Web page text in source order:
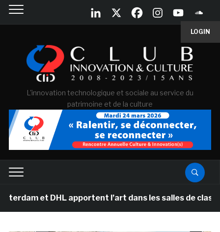
LOGIN
L'innovation technologique et sociale au service du
patrimoine et de la culture
et DHL apportent l’art dans les salles de classe des